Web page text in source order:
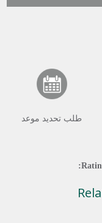
طلب تحديد موعد